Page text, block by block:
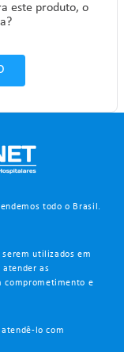
este produto, o
todo o Brasil.
serem utilizados em
atender as
comprometimento e
lo com